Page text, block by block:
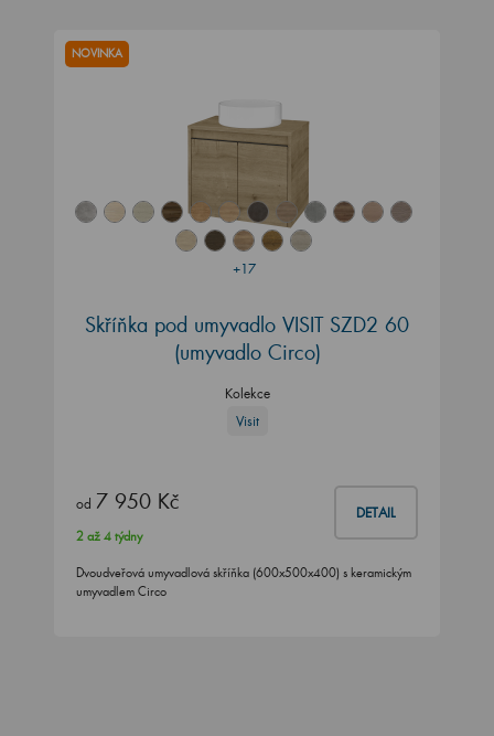
+17
NOVINKA
Skříňka pod umyvadlo VISIT SZD2 60
(umyvadlo Circo)
Kolekce
Visit
od 7 950 Kč DETAIL
2 až 4 týdny
Dvoudveřová umyvadlová skříňka (600x500x400) s keramickým
umyvadlem Circo